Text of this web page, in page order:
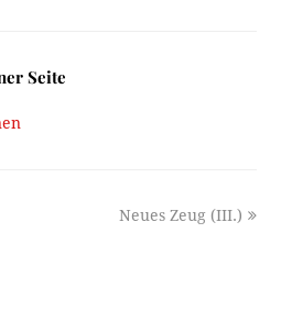
Seite
next
Neues Zeug (III.)